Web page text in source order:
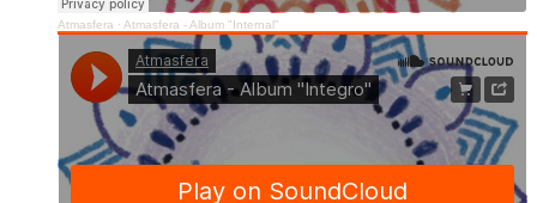
Atmasfera · Atmasfera - Album "Internal"